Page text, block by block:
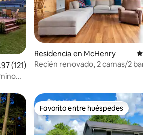
promedio: 4.97 de 5; 121
(121)
Residencia en McHenry
Recién renovado, 2 camas/2
Favorito entre huéspedes
Favorito entre huéspedes